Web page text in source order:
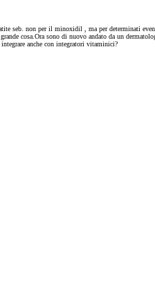
seb. non per il minoxidil , ma per determinati
cosa.Ora sono di nuovo andato da un
anche con integratori vitaminici?